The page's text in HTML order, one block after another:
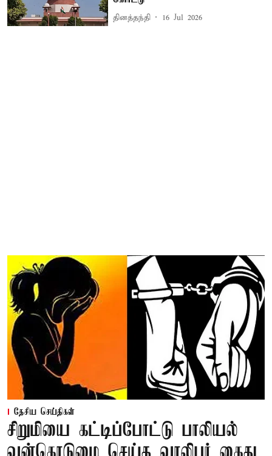
தினத்தந்தி 16 Jul 2026
தேசிய செய்திகள்
சிறுமியை கட்டிப்போட்டு பாலியல்